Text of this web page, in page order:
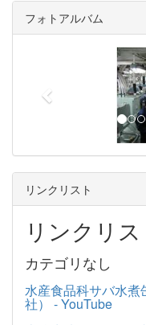
フォトアルバム
e
o
u
リンクリスト
リンクリス
カテゴリなし
水産食品科サバ水
社） - YouTube